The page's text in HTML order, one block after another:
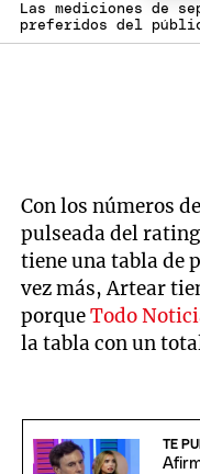
Las mediciones de
preferidos del
Con los números
pulseada del
tiene una tabla de
vez más, Artear
porqueTodo
la tabla con un
TE